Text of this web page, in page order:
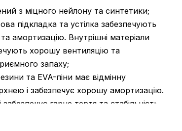
з міцного нейлону та синтетики;
підкладка та устілка забезпечують
амортизацію. Внутрішні матеріали
хорошу вентиляцію та
запаху;
та EVA-піни має відмінну
і забезпечує хорошу амортизацію.
гарне тертя та стабільність